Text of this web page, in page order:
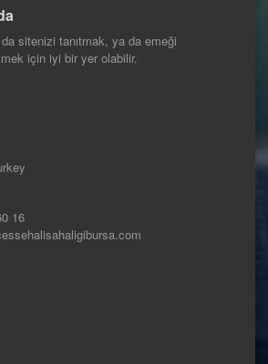
sitenizi tanıtmak, ya da emeği
için iyi bir yer olabilir.
16